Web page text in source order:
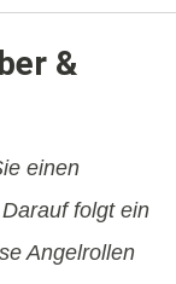
&
einen
folgt ein
Angelrollen